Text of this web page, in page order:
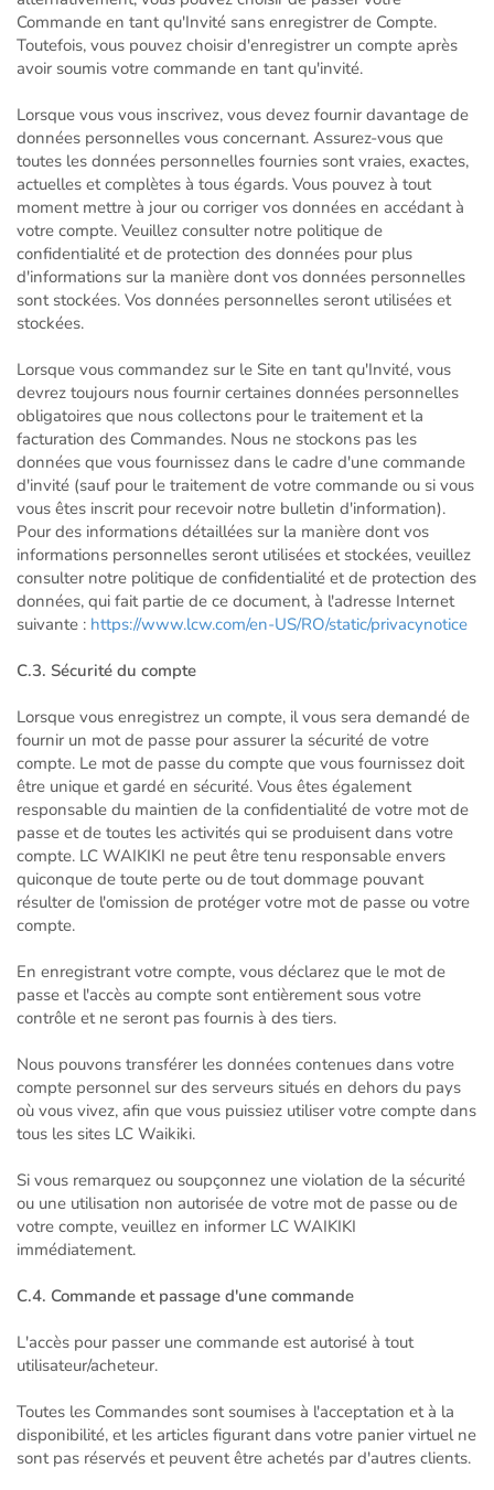
Commande en tant qu'Invité sans enregistrer de Compte.
Toutefois, vous pouvez choisir d'enregistrer un compte après
avoir soumis votre commande en tant qu'invité.
Lorsque vous vous inscrivez, vous devez fournir davantage de
données personnelles vous concernant. Assurez-vous que
toutes les données personnelles fournies sont vraies, exactes,
actuelles et complètes à tous égards. Vous pouvez à tout
moment mettre à jour ou corriger vos données en accédant à
votre compte. Veuillez consulter notre politique de
confidentialité et de protection des données pour plus
d'informations sur la manière dont vos données personnelles
sont stockées. Vos données personnelles seront utilisées et
stockées.
Lorsque vous commandez sur le Site en tant qu'Invité, vous
devrez toujours nous fournir certaines données personnelles
obligatoires que nous collectons pour le traitement et la
facturation des Commandes. Nous ne stockons pas les
données que vous fournissez dans le cadre d'une commande
d'invité (sauf pour le traitement de votre commande ou si vous
vous êtes inscrit pour recevoir notre bulletin d'information).
Pour des informations détaillées sur la manière dont vos
informations personnelles seront utilisées et stockées, veuillez
consulter notre politique de confidentialité et de protection des
données, qui fait partie de ce document, à l'adresse Internet
suivante : https://www.lcw.com/en-US/RO/static/privacynotice
C.3. Sécurité du compte
Lorsque vous enregistrez un compte, il vous sera demandé de
fournir un mot de passe pour assurer la sécurité de votre
compte. Le mot de passe du compte que vous fournissez doit
être unique et gardé en sécurité. Vous êtes également
responsable du maintien de la confidentialité de votre mot de
passe et de toutes les activités qui se produisent dans votre
compte. LC WAIKIKI ne peut être tenu responsable envers
quiconque de toute perte ou de tout dommage pouvant
résulter de l'omission de protéger votre mot de passe ou votre
compte.
En enregistrant votre compte, vous déclarez que le mot de
passe et l'accès au compte sont entièrement sous votre
contrôle et ne seront pas fournis à des tiers.
Nous pouvons transférer les données contenues dans votre
compte personnel sur des serveurs situés en dehors du pays
où vous vivez, afin que vous puissiez utiliser votre compte dans
tous les sites LC Waikiki.
Si vous remarquez ou soupçonnez une violation de la sécurité
ou une utilisation non autorisée de votre mot de passe ou de
votre compte, veuillez en informer LC WAIKIKI
immédiatement.
C.4. Commande et passage d'une commande
L'accès pour passer une commande est autorisé à tout
utilisateur/acheteur.
Toutes les Commandes sont soumises à l'acceptation et à la
disponibilité, et les articles figurant dans votre panier virtuel ne
sont pas réservés et peuvent être achetés par d'autres clients.